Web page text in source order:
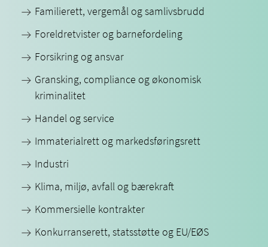
Familierett, vergemål og samlivsbrudd
Foreldretvister og barnefordeling
Forsikring og ansvar
Gransking, compliance og økonomisk
kriminalitet
Handel og service
Immaterialrett og markedsføringsrett
Industri
Klima, miljø, avfall og bærekraft
Kommersielle kontrakter
Konkurranserett, statsstøtte og EU/EØS